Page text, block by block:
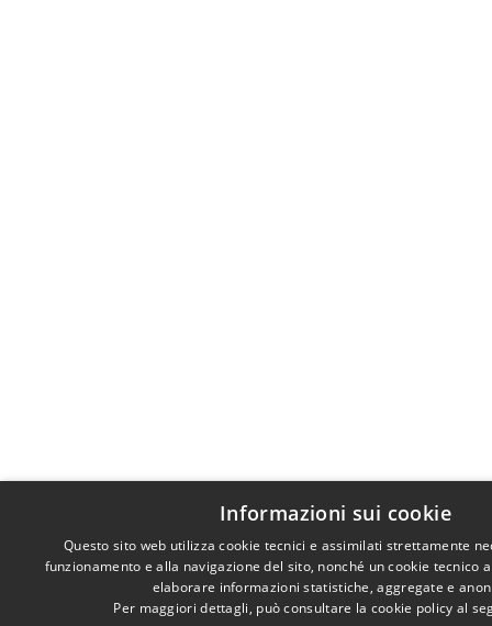
Informazioni sui cookie
Questo sito web utilizza cookie tecnici e assimilati strettamente
funzionamento e alla navigazione del sito, nonché un cookie tecnico
elaborare informazioni statistiche, aggregate e
Per maggiori dettagli, può consultare la cookie policy al